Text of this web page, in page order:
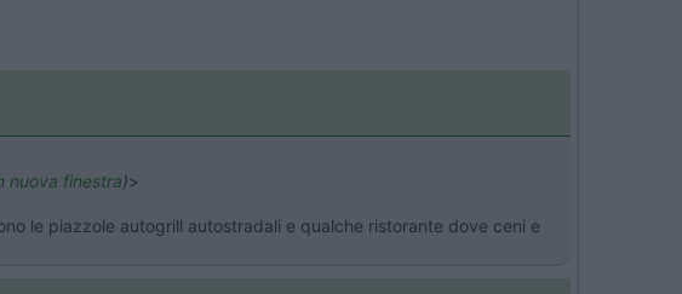
nuova finestra)>
le piazzole autogrill autostradali e qualche ristorante dove ceni e